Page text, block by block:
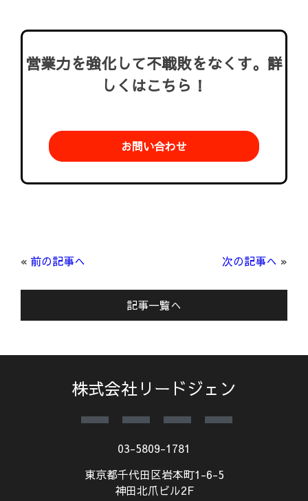
営業力を強化して不戦敗をなくす。詳
しくはこちら！
お問い合わせ
« 前の記事へ 次の記事へ »
記事一覧へ
株式会社リードジェン
03-5809-1781
東京都千代田区岩本町1-6-5
神田北爪ビル2F